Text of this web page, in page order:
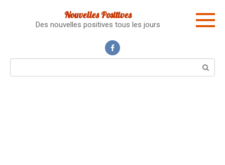
Nouvelles Positives
Des nouvelles positives tous les jours